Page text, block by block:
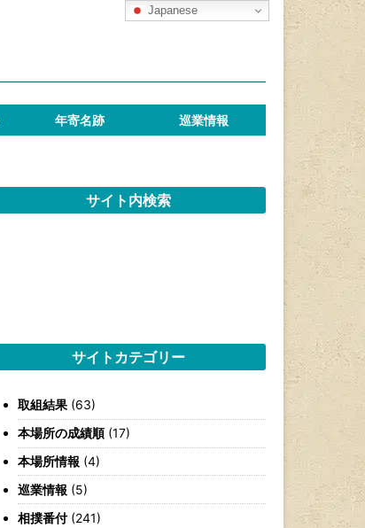
年寄名跡 巡業情報
サイト内検索
サイトカテゴリー
取組結果 (63)
本場所の成績順(17)
本場所情報 (4)
巡業情報 (5)
相撲番付(241)
Japanese